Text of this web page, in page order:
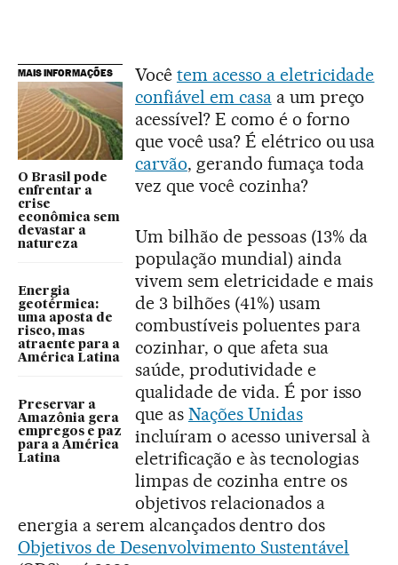
MAIS INFORMAÇÕES
O Brasil pode
enfrentar a
crise
econômica sem
devastar a
natureza
Energia
geotérmica:
uma aposta de
risco, mas
atraente para a
América Latina
Preservar a
Amazônia gera
empregos e paz
para a América
Latina
Você tem acesso a eletricidade
confiável em casaa um preço
acessível? E como é o forno
que você usa? É elétrico ou usa
carvão, gerando fumaça toda
vez que você cozinha?
Um bilhão de pessoas (13% da
população mundial) ainda
vivem sem eletricidade e mais
de 3 bilhões (41%) usam
combustíveis poluentes para
cozinhar, o que afeta sua
saúde, produtividade e
qualidade de vida. É por isso
que as Nações Unidas
incluíram o acesso universal à
eletrificação e às tecnologias
limpas de cozinha entre os
objetivos relacionados a
energia a serem alcançados dentro dos
Objetivos de Desenvolvimento Sustentável